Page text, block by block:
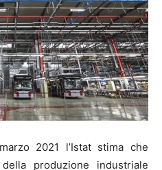
2021 l’Istat stima che
produzione industriale